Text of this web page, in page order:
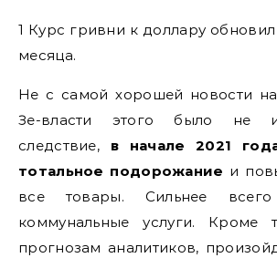
1 Курс гривни к доллару
месяца.
Не с самой хорошей новости
Зе-власти этого было не
следствие, в начале 2021
тотальное подорожание и
все товары. Сильнее
коммунальные услуги. Кроме
прогнозам аналитиков,